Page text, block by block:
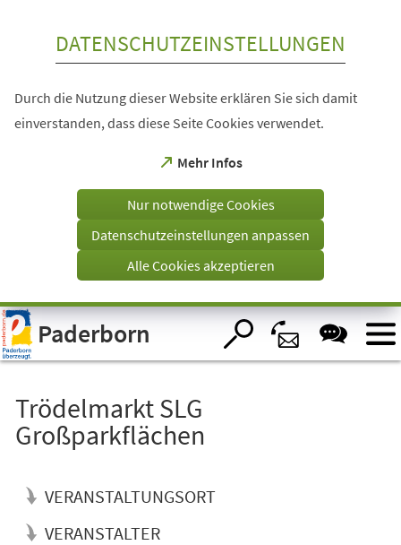
Visuelle
Assistenzsoftware
öffnen.
DATENSCHUTZEINSTELLUNGEN
Durch die Nutzung dieser Website erklären Sie sich damit
einverstanden, dass diese Seite Cookies verwendet.
Mehr Infos
(Öffnet
einem
Tab)
Nur notwendige Cookies
Datenschutzeinstellungen anpassen
Alle Cookies akzeptieren
Paderborn
Trödelmarkt SLG
Großparkflächen
VERANSTALTUNGSORT
VERANSTALTER